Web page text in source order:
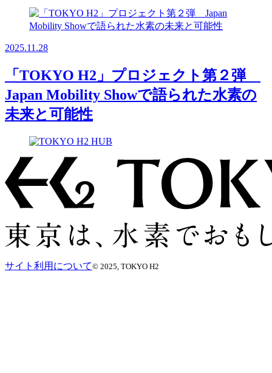
2025.11.28
「TOKYO H2」プロジェクト第２弾
Japan Mobility Showで語られた水素の
未来と可能性
サイト利用について© 2025, TOKYO H2